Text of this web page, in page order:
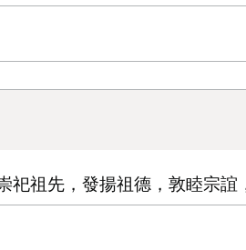
祀祖先，發揚祖德，敦睦宗誼